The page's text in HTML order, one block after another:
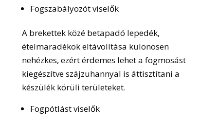
Fogszabályozót viselők
A brekettek közé betapadó lepedék,
ételmaradékok eltávolítása különösen
nehézkes, ezért érdemes lehet a fogmosást
kiegészítve szájzuhannyal is áttisztítani a
készülék körüli területeket.
Fogpótlást viselők